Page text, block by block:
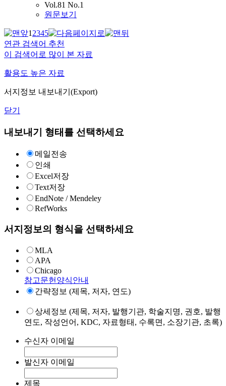
Vol.81 No.1
원문보기
12345
연관 검색어 추천
이 검색어로 많이 본 자료
활용도 높은 자료
서지정보 내보내기(Export)
닫기
내보내기 형태를 선택하세요
메일전송
인쇄
Excel저장
Text저장
EndNote / Mendeley
RefWorks
서지정보의 형식을 선택하세요
MLA
APA
Chicago
참고문헌양식안내
간략정보 (제목, 저자, 연도)
상세정보 (제목, 저자, 발행기관, 학술지명, 권호, 발행
연도, 작성언어, KDC, 자료형태, 수록면, 소장기관, 초록)
수신자 이메일
발신자 이메일
제목